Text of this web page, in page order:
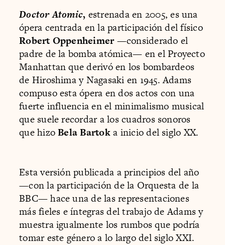
Doctor Atomic, estrenada en 2005, es una
ópera centrada en la participación del físico
Robert Oppenheimer —considerado el
padre de la bomba atómica— en el Proyecto
Manhattan que derivó en los bombardeos
de Hiroshima y Nagasaki en 1945. Adams
compuso esta ópera en dos actos con una
fuerte influencia en el minimalismo musical
que suele recordar a los cuadros sonoros
que hizoBela Bartoka inicio del siglo XX.
Esta versión publicada a principios del año
—con la participación de la Orquesta de la
BBC— hace una de las representaciones
más fieles e íntegras del trabajo de Adams y
muestra igualmente los rumbos que podría
tomar este género a lo largo del siglo XXI.